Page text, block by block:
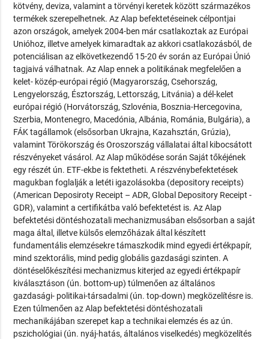
kötvény, deviza, valamint a törvényi keretek között származékos
termékek szerepelhetnek. Az Alap befektetéseinek célpontjai
azon országok, amelyek 2004-ben már csatlakoztak az Európai
Unióhoz, illetve amelyek kimaradtak az akkori csatlakozásból, de
potenciálisan az elkövetkezendő 15-20 év során az Európai Únió
tagjaivá válhatnak. Az Alap ennek a politikának megfelelően a
kelet- közép-európai régió (Magyarország, Csehország,
Lengyelország, Észtország, Lettország, Litvánia) a dél-kelet
európai régió (Horvátország, Szlovénia, Bosznia-Hercegovina,
Szerbia, Montenegro, Macedónia, Albánia, Románia, Bulgária), a
FÁK tagállamok (elsősorban Ukrajna, Kazahsztán, Grúzia),
valamint Törökország és Oroszország vállalatai által kibocsátott
részvényeket vásárol. Az Alap működése során Saját tőkéjének
egy részét ún. ETF-ekbe is fektetheti. A részvénybefektetések
magukban foglalják a letéti igazolásokba (depository receipts)
(American Deposiroty Receipt – ADR, Global Depository Receipt -
GDR), valamint a certifikátba való befektetést is. Az Alap
befektetési döntéshozatali mechanizmusában elsősorban a saját
maga által, illetve külsős elemzőházak által készített
fundamentális elemzésekre támaszkodik mind egyedi értékpapír,
mind szektorális, mind pedig globális gazdasági szinten. A
döntéselőkészítési mechanizmus kiterjed az egyedi értékpapír
kiválasztáson (ún. bottom-up) túlmenően az általános
gazdasági- politikai-társadalmi (ún. top-down) megközelítésre is.
Ezen túlmenően az Alap befektetési döntéshozatali
mechanikájában szerepet kap a technikai elemzés és az ún.
pszichológiai (ún. nyáj-hatás, általános viselkedés) megközelítés